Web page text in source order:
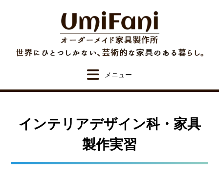
インテリアデザイン科・家具
製作実習